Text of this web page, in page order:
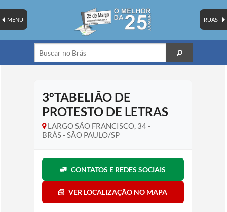
RUAS
MENU
3°TABELIÃO DE
PROTESTO DE LETRAS
LARGO SÃO FRANCISCO, 34 -
BRÁS - SÃO PAULO/SP
CONTATOS E REDES SOCIAIS
VER LOCALIZAÇÃO NO MAPA